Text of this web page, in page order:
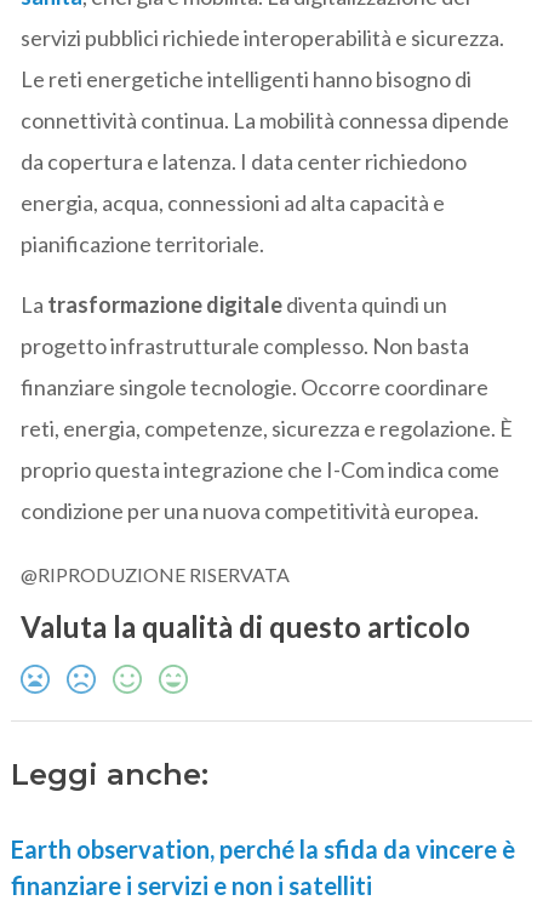
servizi pubblici richiede interoperabilità e sicurezza.
Le reti energetiche intelligenti hanno bisogno di
connettività continua. La mobilità connessa dipende
da copertura e latenza. I data center richiedono
energia, acqua, connessioni ad alta capacità e
pianificazione territoriale.
La trasformazione digitalediventa quindi un
progetto infrastrutturale complesso. Non basta
finanziare singole tecnologie. Occorre coordinare
reti, energia, competenze, sicurezza e regolazione. È
proprio questa integrazione che I-Com indica come
condizione per una nuova competitività europea.
@RIPRODUZIONE RISERVATA
Valuta la qualità di questo articolo
Leggi anche:
Earth observation, perché la sfida da vincere è
finanziare i servizi e non i satelliti